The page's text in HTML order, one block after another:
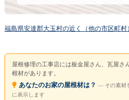
福島県安達郡大玉村の近く（他の市区町村
屋根修理の工事店には板金屋さん、瓦屋さ
根材があります。
あなたのお家の屋根材は？ ― その素材
に表示します